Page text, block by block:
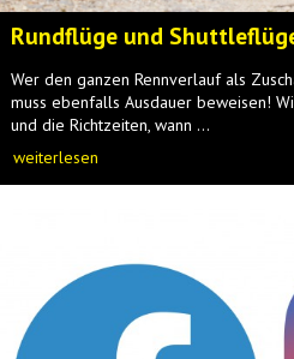
Rundflüge und
Wer den ganzen Rennverlauf als
muss ebenfalls Ausdauer beweisen!
und die Richtzeiten, wann ...
weiterlesen